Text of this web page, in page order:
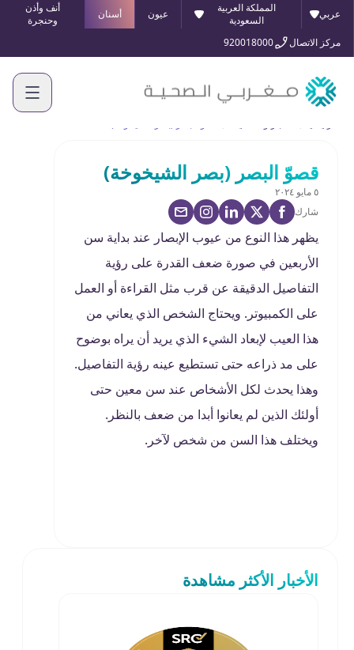
عربي
المملكة العربية
السعودية
عيون أسنان
أنف وأذن
وحنجرة
مركز الاتصال
920018000
قصوّ البصر (بصر الشيخوخة)
٥ مايو ٢٠٢٤
شارك
يظهر هذا النوع من عيوب الإبصار عند بداية سن
الأربعين في صورة ضعف القدرة على رؤية
التفاصيل الدقيقة عن قرب مثل القراءة أو العمل
على الكمبيوتر. ويحتاج الشخص الذي يعاني من
هذا العيب لإبعاد الشيء الذي يريد أن يراه بوضوح
على مد ذراعه حتى تستطيع عينه رؤية التفاصيل.
وهذا يحدث لكل الأشخاص عند سن معين حتى
أولئك الذين لم يعانوا أبدا من ضعف بالنظر.
ويختلف هذا السن من شخص لآخر.
الأخبار الأكثر مشاهدة